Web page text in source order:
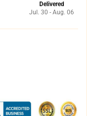
Delivered
Jul. 30 - Aug. 06